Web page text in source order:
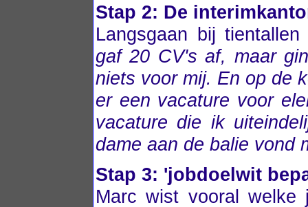
Stap 2: De
Langsgaan bij
gaf 20 CV's af, maar
niets voor mij. En op de
er een vacature voor
vacature die ik
dame aan de balie vond
Stap 3: 'jobdoelwit
Marc wist vooral